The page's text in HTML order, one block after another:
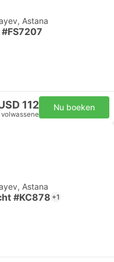
Astana
112
volwassene
Nu boeken
Astana
#KC878 +1